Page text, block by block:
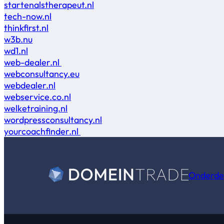
startenalstherapeut.nl
tech-now.nl
thinkfirst.nl
w3b.nu
wd1.nl
web-dealer.nl
webconsultancy.eu
webdealer.nl
webservice.co.nl
welketraining.nl
wordpressconsultancy.nl
yourcoachfinder.nl